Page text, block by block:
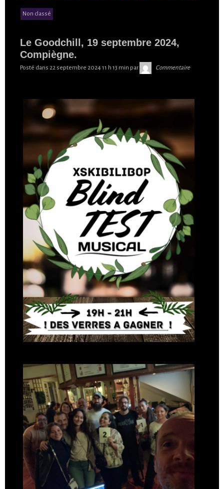
Non classé
Le Goodchill, 19 septembre 2024,
Compiègne.
Posté dans 22 septembre 2024 11 h 13 min par Skibilibop
Commentaire